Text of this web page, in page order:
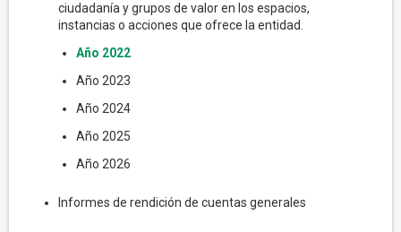
ciudadanía y grupos de valor en los espacios,
instancias o acciones que ofrece la entidad.
Año 2022
Año 2023
Año 2024
Año 2025
Año 2026
Informes de rendición de cuentas generales